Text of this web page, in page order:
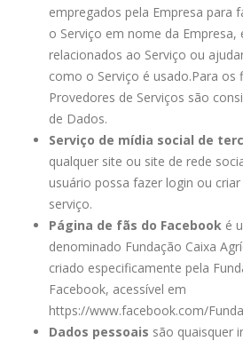
empregados pela Empresa para
o Serviço em nome da Empresa,
relacionados ao Serviço ou
como o Serviço é usado.Para os
Provedores de Serviços são
de Dados.
Serviço de mídia social de
qualquer site ou site de rede
usuário possa fazer login ou
serviço.
Página de fãs do Facebook é
denominado Fundação Caixa
criado especificamente pela
Facebook, acessível em
https://www.facebook.com/
Dados pessoais são quaisquer